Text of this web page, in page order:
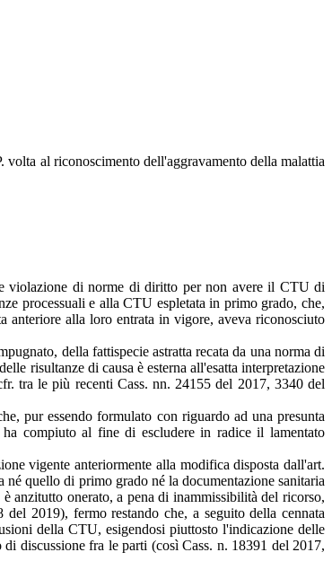
al riconoscimento dell'aggravamento della malattia
violazione di norme di diritto per non avere il CTU di
processuali e alla CTU espletata in primo grado, che,
anteriore alla loro entrata in vigore, aveva riconosciuto
della fattispecie astratta recata da una norma di
risultanze di causa è esterna all'esatta interpretazione
tra le più recenti Cass. nn. 24155 del 2017, 3340 del
pur essendo formulato con riguardo ad una presunta
compiuto al fine di escludere in radice il lamentato
vigente anteriormente alla modifica disposta dall'art.
quello di primo grado né la documentazione sanitaria
anzitutto onerato, a pena di inammissibilità del ricorso,
2019), fermo restando che, a seguito della cennata
della CTU, esigendosi piuttosto l'indicazione delle
discussione fra le parti (così Cass. n. 18391 del 2017,